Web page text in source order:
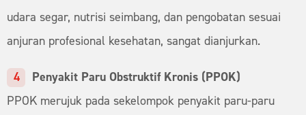
udara segar, nutrisi seimbang, dan pengobatan sesuai
anjuran profesional kesehatan, sangat dianjurkan.
Penyakit Paru Obstruktif Kronis (PPOK)
PPOK merujuk pada sekelompok penyakit paru-paru